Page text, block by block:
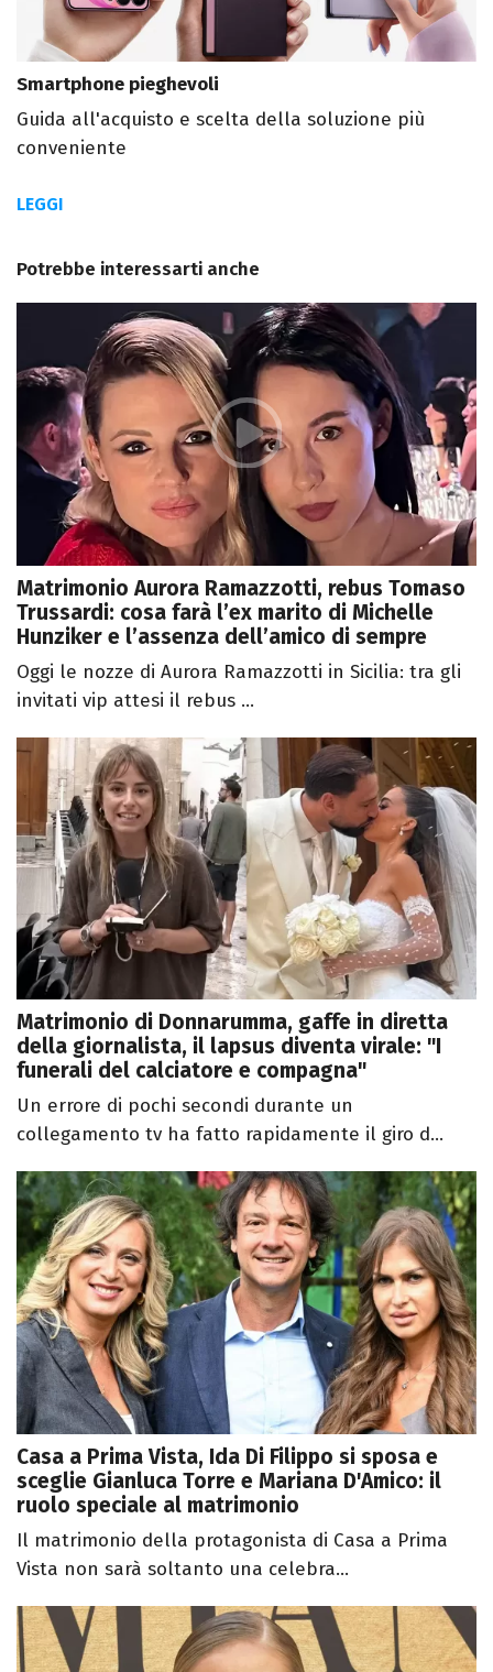
Smartphone pieghevoli
Guida all'acquisto e scelta della soluzione più
conveniente
LEGGI
Potrebbe interessarti anche
Matrimonio Aurora Ramazzotti, rebus Tomaso
Trussardi: cosa farà l’ex marito di Michelle
Hunziker e l’assenza dell’amico di sempre
Oggi le nozze di Aurora Ramazzotti in Sicilia: tra gli
invitati vip attesi il rebus ...
Matrimonio di Donnarumma, gaffe in diretta
della giornalista, il lapsus diventa virale: "I
funerali del calciatore e compagna"
Un errore di pochi secondi durante un
collegamento tv ha fatto rapidamente il giro d...
Casa a Prima Vista, Ida Di Filippo si sposa e
sceglie Gianluca Torre e Mariana D'Amico: il
ruolo speciale al matrimonio
Il matrimonio della protagonista di Casa a Prima
Vista non sarà soltanto una celebra...